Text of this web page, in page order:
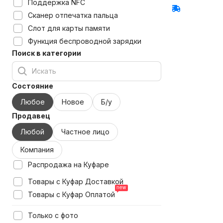
Поддержка NFC
Сканер отпечатка пальца
Слот для карты памяти
Функция беспроводной зарядки
Поиск в категории
Состояние
Любое
Новое
Б/у
Продавец
Любой
Частное лицо
Компания
Распродажа на Куфаре
Товары с Куфар Доставкой
Товары с Куфар Оплатой
Только с фото